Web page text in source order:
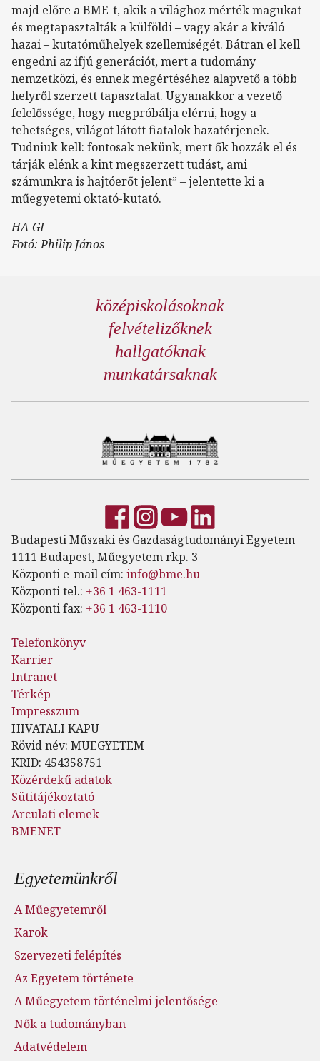
majd előre a BME-t, akik a világhoz mérték magukat
és megtapasztalták a külföldi – vagy akár a kiváló
hazai – kutatóműhelyek szellemiségét. Bátran el kell
engedni az ifjú generációt, mert a tudomány
nemzetközi, és ennek megértéséhez alapvető a több
helyről szerzett tapasztalat. Ugyanakkor a vezető
felelőssége, hogy megpróbálja elérni, hogy a
tehetséges, világot látott fiatalok hazatérjenek.
Tudniuk kell: fontosak nekünk, mert ők hozzák el és
tárják elénk a kint megszerzett tudást, ami
számunkra is hajtóerőt jelent” – jelentette ki a
műegyetemi oktató-kutató.
HA-GI
Fotó: Philip János
középiskolásoknak
felvételizőknek
hallgatóknak
munkatársaknak
Budapesti Műszaki és Gazdaságtudományi Egyetem
1111 Budapest, Műegyetem rkp. 3
Központi e-mail cím: info@bme.hu
Központi tel.: +36 1 463-1111
Központi fax: +36 1 463-1110
Telefonkönyv
Karrier
Intranet
Térkép
Impresszum
HIVATALI KAPU
Rövid név: MUEGYETEM
KRID: 454358751
Közérdekű adatok
Sütitájékoztató
Arculati elemek
BMENET
Lábléc menü
Egyetemünkről
A Műegyetemről
Karok
Szervezeti felépítés
Az Egyetem története
A Műegyetem történelmi jelentősége
Nők a tudományban
Adatvédelem